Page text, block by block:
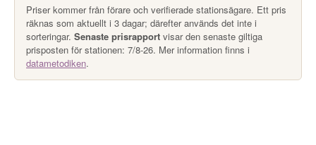
Priser kommer från förare och verifierade stationsägare. Ett pris
räknas som aktuellt i 3 dagar; därefter används det inte i
sorteringar. Senaste prisrapport visar den senaste giltiga
prisposten för stationen: 7/8-26. Mer information finns i
datametodiken.